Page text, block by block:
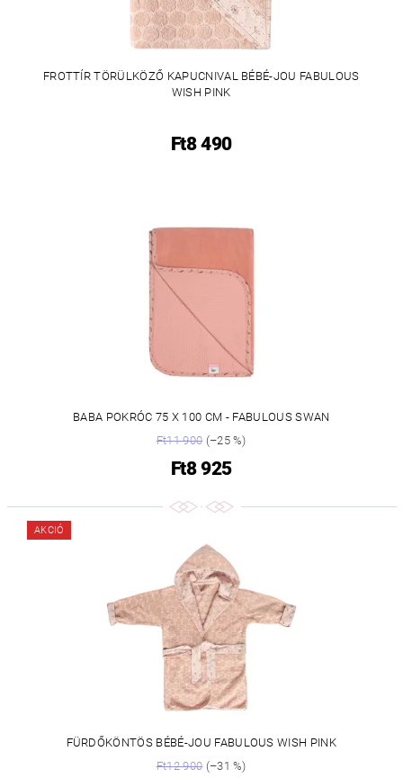
FROTTÍR TÖRÜLKÖZŐ KAPUCNIVAL BÉBÉ-JOU FABULOUS
WISH PINK
Ft8 490
BABA POKRÓC 75 X 100 CM - FABULOUS SWAN
Ft11 900(–25 %)
Ft8 925
AKCIÓ
FÜRDŐKÖNTÖS BÉBÉ-JOU FABULOUS WISH PINK
Ft12 900(–31 %)